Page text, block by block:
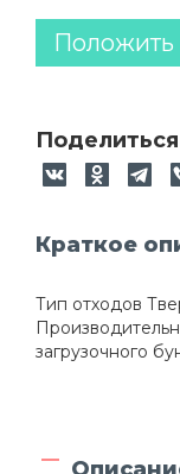
Положить
Поделиться
Краткое
Тип отходов
загрузочного